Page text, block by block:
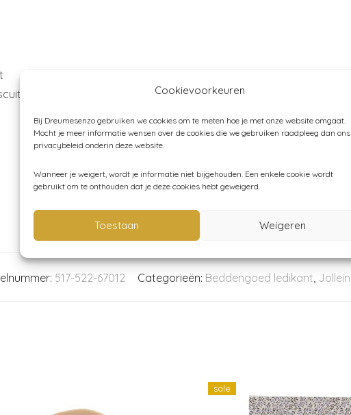
Cookievoorkeuren
Bij Dreumesenzo gebruiken we cookies om te meten hoe je met onze website omgaat.
Mocht je meer informatie wensen over de cookies die we gebruiken raadpleeg dan ons
privacybeleid onderin deze website.
Wanneer je weigert, wordt je informatie niet bijgehouden. Een enkele cookie wordt
gebruikt om te onthouden dat je deze cookies hebt geweigerd.
Toestaan Weigeren
517-522-67012 Categorieën: Beddengoed ledikant Jollein
sale